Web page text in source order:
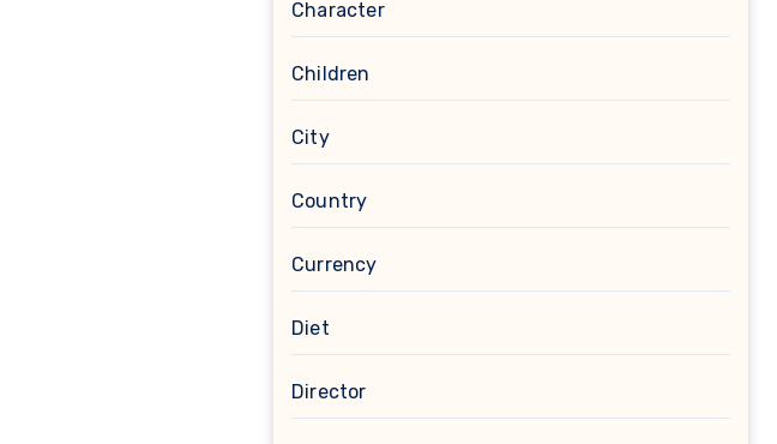
Character
Children
City
Country
Currency
Diet
Director